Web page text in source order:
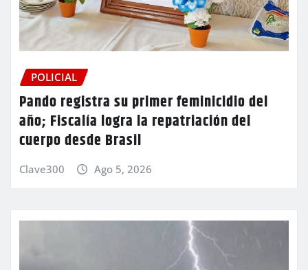
POLICIAL
Pando registra su primer feminicidio del
año; Fiscalía logra la repatriación del
cuerpo desde Brasil
Clave300 Ago 5, 2026